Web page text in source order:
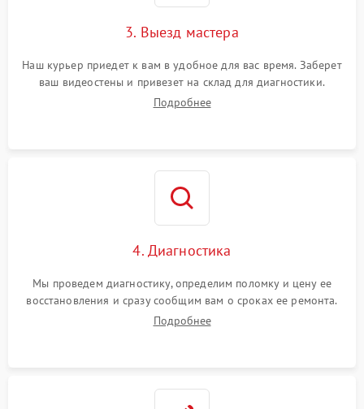
3. Выезд мастера
Наш курьер приедет к вам в удобное для вас время. Заберет
ваш видеостены и привезет на склад для диагностики.
Подробнее
4. Диагностика
Мы проведем диагностику, определим поломку и цену ее
восстановления и сразу сообщим вам о сроках ее ремонта.
Подробнее